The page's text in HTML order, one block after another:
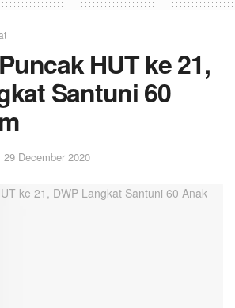
HUT ke 21,
Santuni 60
29 December 2020